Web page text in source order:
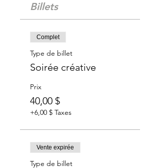
Billets
Complet
Type de billet
Soirée créative
Prix
40,00 $
+6,00 $ Taxes
Vente expirée
Type de billet